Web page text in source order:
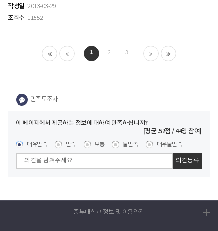
작성일 2013-03-29
조회수 11552
처음 이전 1 2 3 다음 마지막
이 페이지에서 제공하는 정보에 대하여 만족하십니까?
콘텐츠 만족도 조사
[평균 .52점 / 44명 참여]
매우만족 만족 보통 불만족 매우불만족
중부대학교 정보 및 이용약관